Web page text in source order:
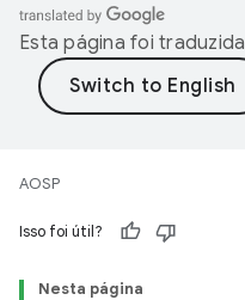
Esta página foi
AOSP
Isso foi útil?
Nesta página